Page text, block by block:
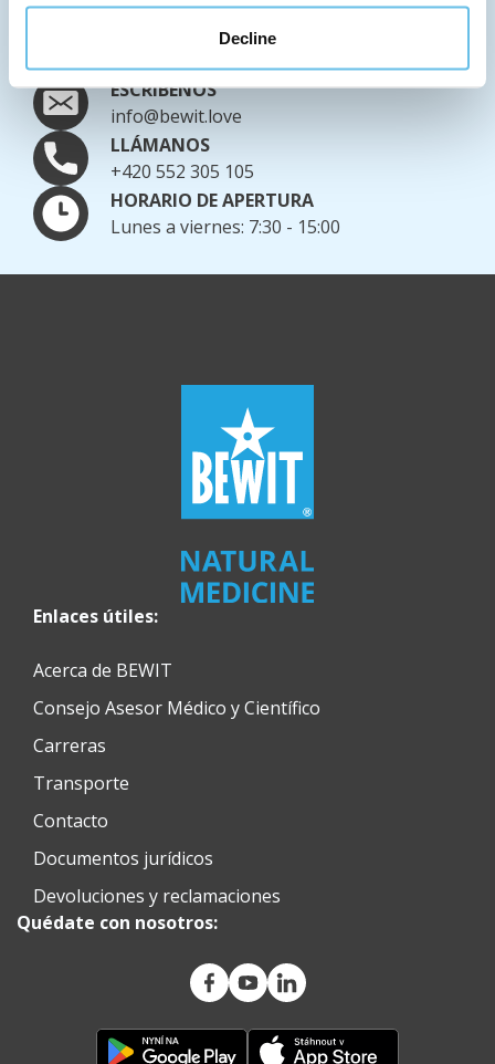
Decline
ENVIAMOS A TODO EL MUNDO
Más información sobre el envío
ESCRÍBENOS
info@bewit.love
LLÁMANOS
+420 552 305 105
HORARIO DE APERTURA
Lunes a viernes: 7:30 - 15:00
Enlaces útiles:
Acerca de BEWIT
Consejo Asesor Médico y Científico
Carreras
Transporte
Contacto
Documentos jurídicos
Devoluciones y reclamaciones
Quédate con nosotros: